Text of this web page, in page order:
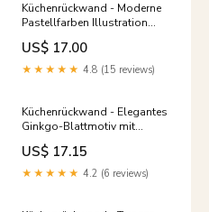
Küchenrückwand - Moderne
Pastellfarben Illustration
Kunstdruck Mode
Stickdesign
US$ 17.00
★★★★★ 4.8 (15 reviews)
Küchenrückwand - Elegantes
Ginkgo-Blattmotiv mit
goldfarbenen Akzenten
Landleben
US$ 17.15
★★★★★ 4.2 (6 reviews)